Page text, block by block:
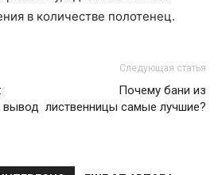
в количестве полотенец.
вывод
Следующая статья
Почему бани из
лиственницы самые лучшие?